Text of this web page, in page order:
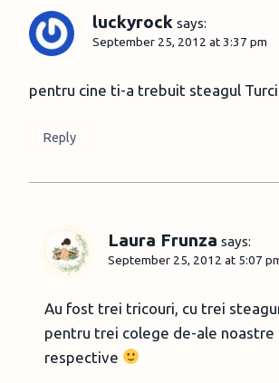
luckyrock says:
September 25, 2012 at 3:37 pm
pentru cine ti-a trebuit steagul
Reply
Laura Frunza says:
September 25, 2012 at 5:07
Au fost trei tricouri, cu trei
pentru trei colege de-ale noastre
respective